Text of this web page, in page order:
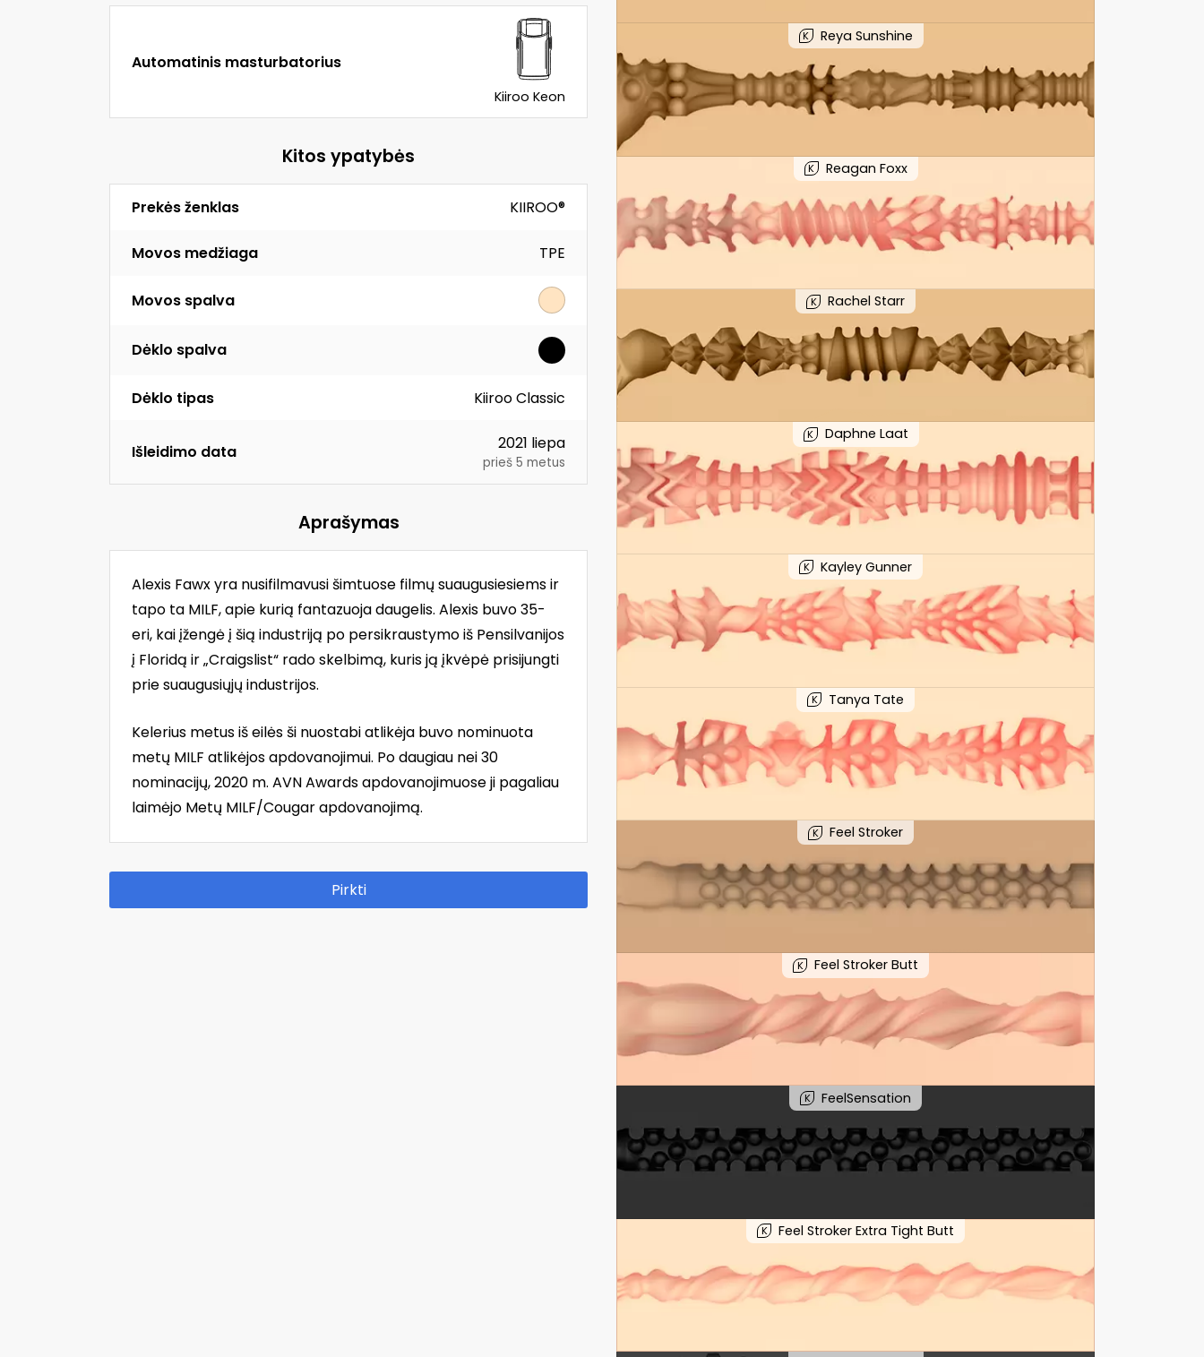
K Reya Sunshine
K Reagan Foxx
K Rachel Starr
K Daphne Laat
K Kayley Gunner
K Tanya Tate
K Feel Stroker
K Feel Stroker Butt
K FeelSensation
K Feel Stroker Extra Tight Butt
Automatinis masturbatorius
Kiiroo Keon
Kitos ypatybės
Prekės ženklas KIIROO®
Movos medžiaga TPE
Movos spalva
Dėklo spalva
Dėklo tipas Kiiroo Classic
Išleidimo data 2021 liepa
prieš 5 metus
Aprašymas
Alexis Fawx yra nusifilmavusi šimtuose filmų suaugusiesiems ir
tapo ta MILF, apie kurią fantazuoja daugelis. Alexis buvo 35-
eri, kai įžengė į šią industriją po persikraustymo iš Pensilvanijos
į Floridą ir „Craigslist“ rado skelbimą, kuris ją įkvėpė prisijungti
prie suaugusiųjų industrijos.
Kelerius metus iš eilės ši nuostabi atlikėja buvo nominuota
metų MILF atlikėjos apdovanojimui. Po daugiau nei 30
nominacijų, 2020 m. AVN Awards apdovanojimuose ji pagaliau
laimėjo Metų MILF/Cougar apdovanojimą.
Pirkti